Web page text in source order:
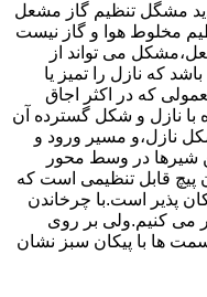
مشگل تنظیم گاز مشعل
مخلوط هوا و گاز نیست
می تواند از
که نازل را تمیز یا
که در اکثر اجاق
با نازل و شکل گسترده آن
نازل،و مسیر ورود و
شیرها در وسط محور
قابل تنظیمی است که
پذیر است.با چرخاندن
می کنیم.ولی بر روی
ها با پیکان سبز نشان